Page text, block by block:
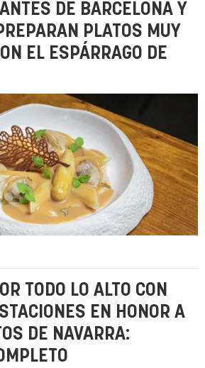
DE BARCELONA Y
PLATOS MUY
EL ESPÁRRAGO DE
TODO LO ALTO CON
EN HONOR A
DE NAVARRA: